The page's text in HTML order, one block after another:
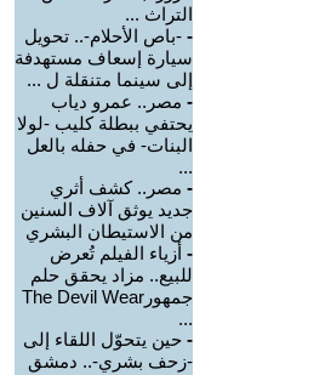
التراث ...
- -باص الأحلام-.. تحويل
سيارة إسعاف مستهدفة
إلى سينما متنقلة ل ...
- مصر.. عمرو دياب
يحتفي ببطلة كليب -لولا
البنات- في حفله بالعل
...
- مصر.. كشف أثري
جديد يوثق آلاف السنين
من الاستيطان البشري
- أزياء الفيلم تُعرض
للبيع.. مزاد يحقق حلم
جمهورThe Devil Wear
...
- حين يتحوّل اللقاء إلى
-زحف بشري-.. دمشق